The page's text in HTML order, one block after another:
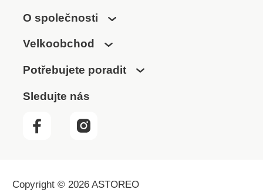
O společnosti
Velkoobchod
Potřebujete poradit
Sledujte nás
Copyright © 2026 ASTOREO